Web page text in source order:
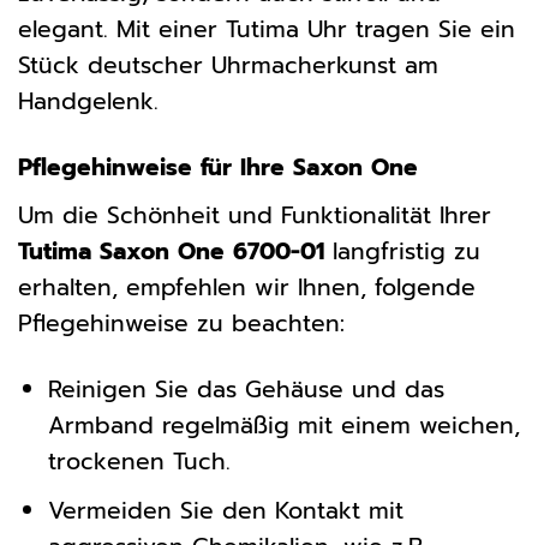
elegant. Mit einer Tutima Uhr tragen Sie ein
Stück deutscher Uhrmacherkunst am
Handgelenk.
Pflegehinweise für Ihre Saxon One
Um die Schönheit und Funktionalität Ihrer
Tutima Saxon One 6700-01 langfristig zu
erhalten, empfehlen wir Ihnen, folgende
Pflegehinweise zu beachten:
Reinigen Sie das Gehäuse und das
Armband regelmäßig mit einem weichen,
trockenen Tuch.
Vermeiden Sie den Kontakt mit